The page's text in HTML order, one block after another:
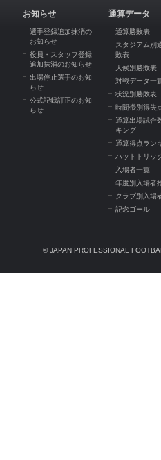
お知らせ
選手登録追加抹消の
お知らせ
役員・スタッフ登録
追加抹消のお知らせ
出場停止選手のお知
らせ
公式記録訂正のお知
らせ
通算データ
通算勝敗表
スタジアム別
敗表
天候別勝敗表
対戦データ一
状況別勝敗表
時間帯別得失
通算出場試合
キング
通算得点ラン
ハットトリッ
入場者一覧
年度別入場者
クラブ別入場
記念ゴール
© JAPAN PROFESSIONAL